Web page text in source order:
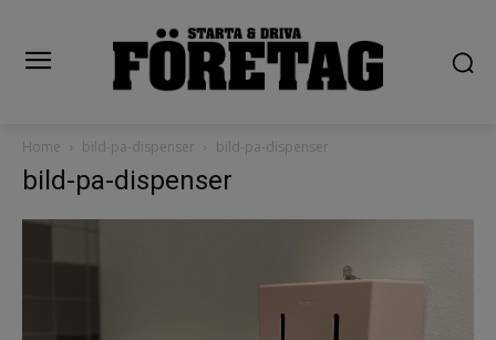
Home bild-pa-dispenser bild-pa-dispenser
bild-pa-dispenser